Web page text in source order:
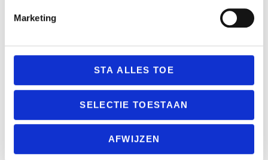
Marketing
STA ALLES TOE
SELECTIE TOESTAAN
AFWIJZEN
Hoeveel is 5 + 4? *
Liever eerst bezichtigen?